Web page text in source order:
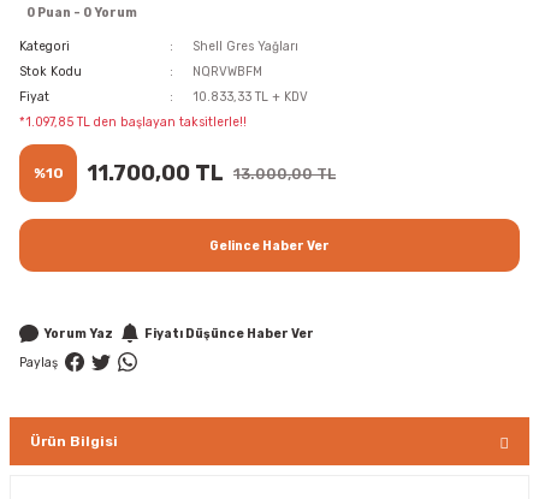
0 Puan - 0 Yorum
Kategori
Shell Gres Yağları
Stok Kodu
NQRVWBFM
Fiyat
10.833,33 TL + KDV
*1.097,85 TL den başlayan taksitlerle!!
%10 11.700,00 TL 13.000,00 TL
Gelince Haber Ver
Yorum Yaz
Fiyatı Düşünce Haber Ver
Paylaş
Ürün Bilgisi